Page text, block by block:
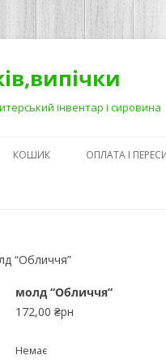
інвентар і сировина
КОШИК ОПЛАТА І
“Обличчя”
молд “Обличчя”
172,00 ₴рн
Немає